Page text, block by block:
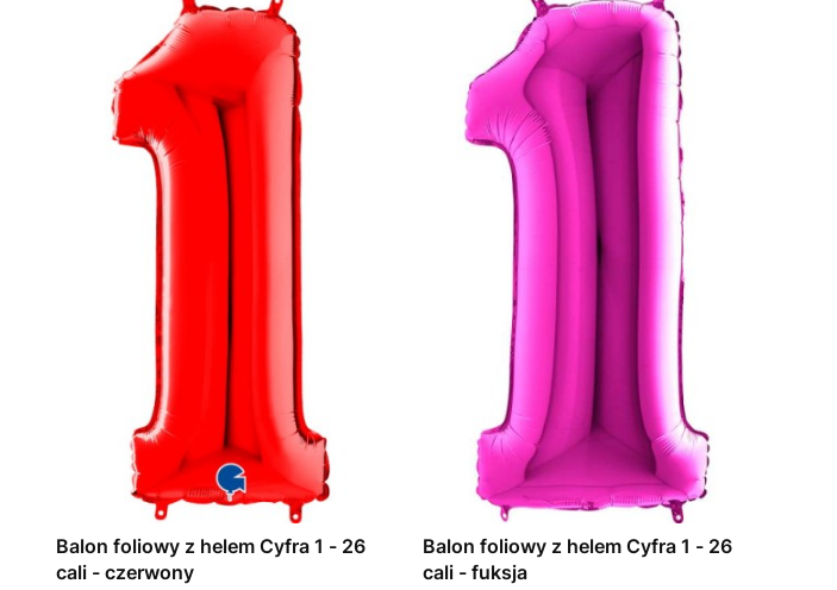
Balon foliowy z helem Cyfra 1 - 26
cali - czerwony
Balon foliowy z helem Cyfra 1 - 26
cali - fuksja